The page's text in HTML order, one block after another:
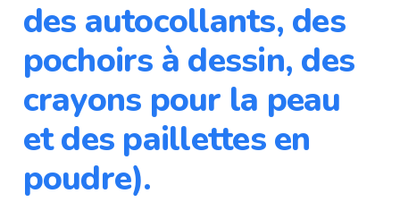
des autocollants, des
pochoirs à dessin, des
crayons pour la peau
et des paillettes en
poudre).